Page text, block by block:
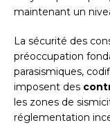
maintenant un
La sécurité des
préoccupation
parasismiques,
imposent des
les zones de
réglementation